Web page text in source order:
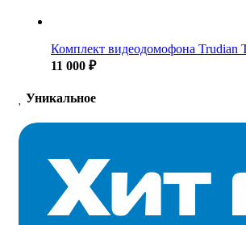
Комплект видеодомофона Trudian
11 000 ₽
Уникальное